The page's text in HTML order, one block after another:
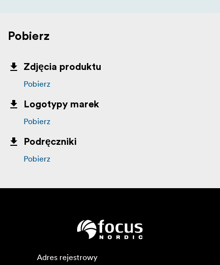
Pobierz
Zdjęcia produktu
Pobierz
Logotypy marek
Pobierz
Podręczniki
Pobierz
Adres rejestrowy